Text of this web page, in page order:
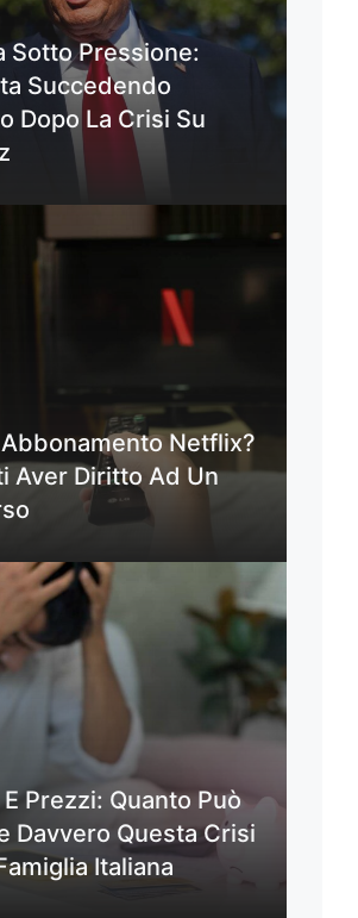
Sotto Pressione:
Succedendo
Dopo La Crisi Su
Netflix?
Aver Diritto Ad Un
Prezzi: Quanto Può
Davvero Questa Crisi
Italiana